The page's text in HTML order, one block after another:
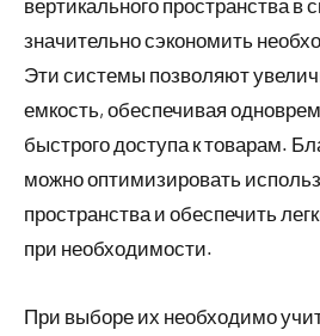
значительно сэкономить
Эти системы позволяют
емкость, обеспечивая
быстрого доступа к товарам.
можно оптимизировать
пространства и обеспечить
при необходимости.
При выборе их необходимо